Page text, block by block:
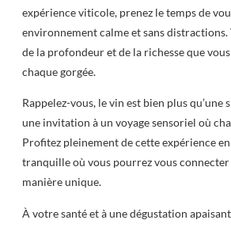
expérience viticole, prenez le temps de
environnement calme et sans distractions.
de la profondeur et de la richesse que
chaque gorgée.
Rappelez-vous, le vin est bien plus qu’une
une invitation à un voyage sensoriel où
Profitez pleinement de cette expérience
tranquille où vous pourrez vous connecter
manière unique.
À votre santé et à une dégustation